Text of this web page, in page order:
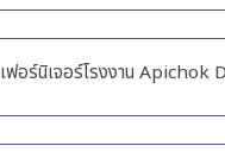
เฟอร์นิเจอร์โรงงาน Apichok